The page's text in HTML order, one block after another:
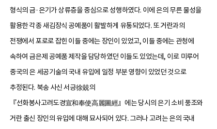
형식의 금·은기가 상류층을 중심으로 성행하였다. 이에 은의 무른 물성을
활용한 각종 새김장식 공예품이 활발하게 유통되었다. 또 거란과의
전쟁에서 포로로 잡힌 이들 중에는 장인이 있었고, 이들 중에는 관청에
속하여 금은제 공예품 제작을 담당하였던 이들도 있었는데, 이로 미루어
중국의 은 세공기술의 국내 유입에 일정 부분 영향이 있었던 것으로
추정된다. 북송 사신 서긍徐兢의
『선화봉사고려도경宣和奉使高麗圖經』에는 당시의 은기 소비 풍조와
거란 출신 장인의 유입에 대해 묘사되어 있다. 그러나 고려는 은의 국내